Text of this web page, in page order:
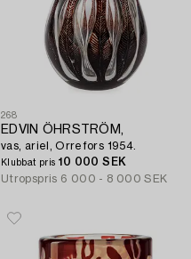
268
EDVIN ÖHRSTRÖM,
vas, ariel, Orrefors 1954.
Klubbat pris 10 000 SEK
Utropspris 6 000 - 8 000 SEK